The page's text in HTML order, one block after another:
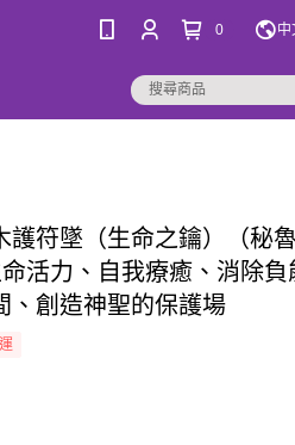
0 中
護符墜（生命之鑰）（秘
活力、自我療癒、消除負
、創造神聖的保護場